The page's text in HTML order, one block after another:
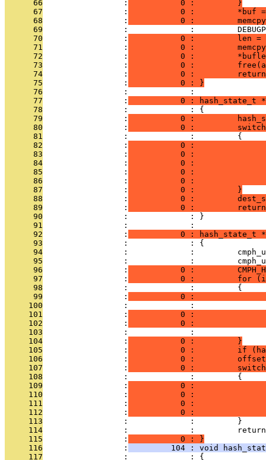
      66
                 :
           0 :         }
      67
                 :
0 :         *buf
      68
                 :
0 :
      69
:             :
      70
                 :
0 :         len =
      71
                 :
0 :
      72
                 :
0 :
      73
                 :
0 :
      74
                 :
0 :
      75
                 :
           0 : }
      76
                 :             :
      77
                 :
0 : hash_state_t
      78
                 :             : {
      79
                 :
0 :
      80
                 :
0 :
      81
                 :             :         {
      82
                 :
0 :
      83
                 :
0 :
      84
                 :
0 :
      85
                 :
0 :
      86
                 :
0 :
      87
                 :
           0 :         }
      88
                 :
0 :
      89
                 :
0 :
      90
                 :             : }
      91
                 :             :
      92
                 :
0 : hash_state_t
      93
                 :             : {
      94
:             :
      95
:             :
      96
                 :
0 :
      97
                 :
0 :         for
      98
                 :             :         {
      99
                 :
0 :
     100
:             :
     101
                 :
0 :
     102
                 :
0 :
     103
:             :
     104
                 :
           0 :         }
     105
                 :
0 :         if
     106
                 :
0 :
     107
                 :
0 :
     108
                 :             :         {
     109
                 :
0 :
     110
                 :
0 :
     111
                 :
0 :
     112
                 :
0 :
     113
                 :             :         }
     114
:             :
     115
                 :
           0 : }
     116
                 :
104 : void
     117
                 :             : {